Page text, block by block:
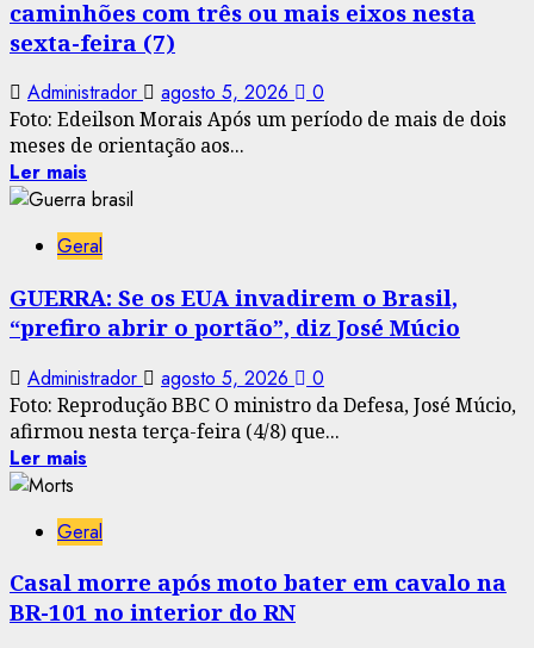
caminhões com três ou mais eixos nesta
sexta-feira (7)
Administrador agosto 5, 2026 0
Foto: Edeilson Morais Após um período de mais de dois
meses de orientação aos...
Ler mais
Geral
GUERRA: Se os EUA invadirem o Brasil,
“prefiro abrir o portão”, diz José Múcio
Administrador agosto 5, 2026 0
Foto: Reprodução BBC O ministro da Defesa, José Múcio,
afirmou nesta terça-feira (4/8) que...
Ler mais
Geral
Casal morre após moto bater em cavalo na
BR-101 no interior do RN